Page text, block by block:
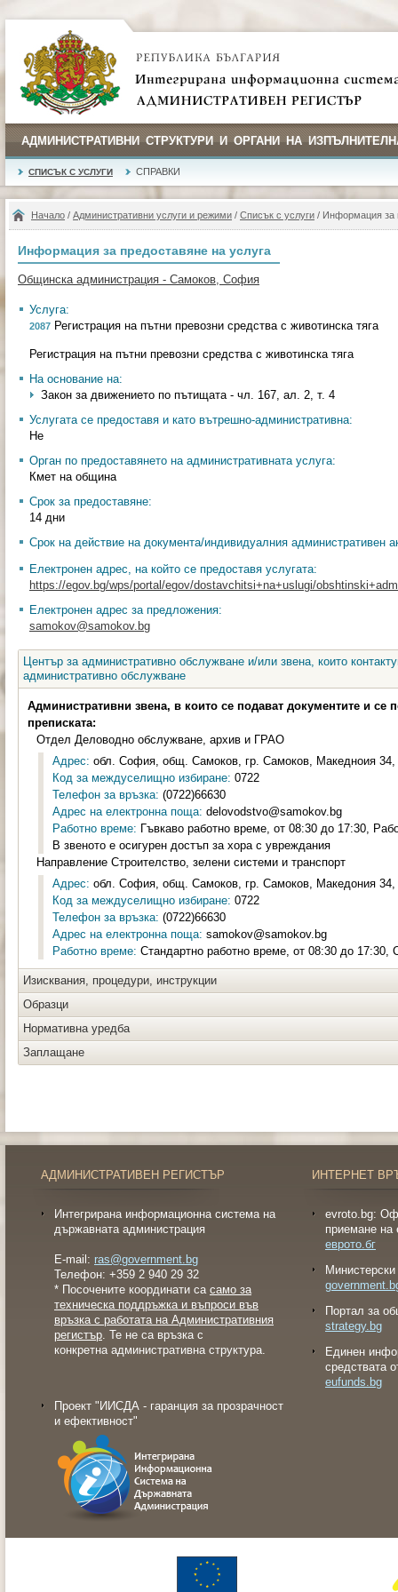
АДМИНИСТРАТИВНИ СТРУКТУРИ И ОРГАНИ НА
СПИСЪК С УСЛУГИ СПРАВКИ
Начало / Административни услуги и режими / Списък с услуги / Информация за
Информация за предоставяне на услуга
Общинска администрация - Самоков, София
Услуга:
2087 Регистрация на пътни превозни средства с животинска тяга
Регистрация на пътни превозни средства с животинска тяга
На основание на:
Закон за движението по пътищата - чл. 167, ал. 2, т. 4
Услугата се предоставя и като вътрешно-административна:
Не
Орган по предоставянето на административната услуга:
Кмет на община
Срок за предоставяне:
14 дни
Срок на действие на документа/индивидуалния административен
Електронен адрес, на който се предоставя услугата:
https://egov.bg/wps/portal/egov/dostavchitsi+na+uslugi/
Електронен адрес за предложения:
samokov@samokov.bg
Център за административно обслужване и/или звена, които
административно обслужване
Административни звена, в които се подават документите и се
преписката:
Отдел Деловодно обслужване, архив и ГРАО
Адрес: обл. София, общ. Самоков, гр. Самоков, Македноия 34,
Код за междуселищно избиране: 0722
Телефон за връзка: (0722)66630
Адрес на електронна поща: delovodstvo@samokov.bg
Работно време: Гъвкаво работно време, от 08:30 до 17:30,
В звеното е осигурен достъп за хора с увреждания
Направление Строителство, зелени системи и транспорт
Адрес: обл. София, общ. Самоков, гр. Самоков, Македония 34,
Код за междуселищно избиране: 0722
Телефон за връзка: (0722)66630
Адрес на електронна поща: samokov@samokov.bg
Работно време: Стандартно работно време, от 08:30 до 17:30,
Изисквания, процедури, инструкции
Образци
Нормативна уредба
Заплащане
АДМИНИСТРАТИВЕН РЕГИСТЪР
Интегрирана информационна система на
държавната администрация
E-mail: ras@government.bg
Телефон: +359 2 940 29 32
* Посочените координати са само за
техническа поддръжка и въпроси във
връзка с работата на Административния
регистър. Те не са връзка с
конкретна административна структура.
Проект "ИИСДА - гаранция за прозрачност
и ефективност"
ИНТЕРНЕТ
evroto.bg:
приемане на
еврото.бг
Портал за
strategy.bg
Eдинен
средствата
eufunds.bg